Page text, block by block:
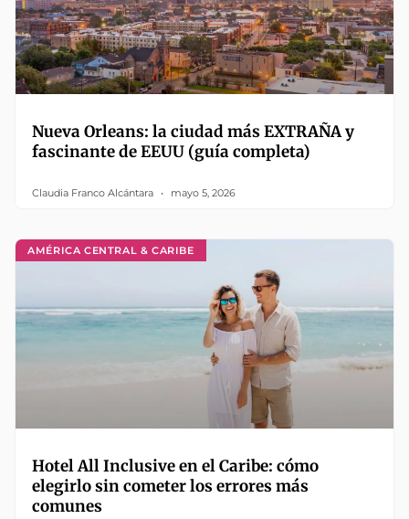
Nueva Orleans: la ciudad más EXTRAÑA y
fascinante de EEUU (guía completa)
Claudia Franco Alcántara mayo 5, 2026
AMÉRICA CENTRAL & CARIBE
Hotel All Inclusive en el Caribe: cómo
elegirlo sin cometer los errores más
comunes